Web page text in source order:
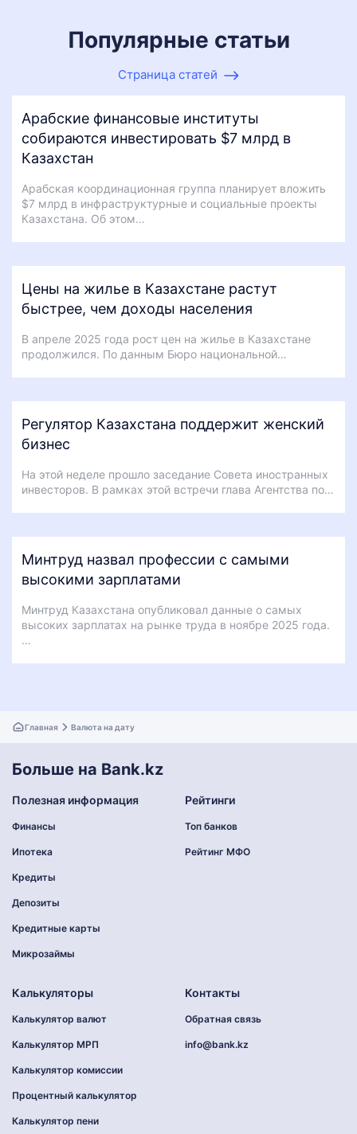
Популярные статьи
Страница статей
Арабские финансовые институты
собираются инвестировать $7 млрд в
Казахстан
Арабская координационная группа планирует вложить
$7 млрд в инфраструктурные и социальные проекты
Казахстана. Об этом…
Цены на жилье в Казахстане растут
быстрее, чем доходы населения
В апреле 2025 года рост цен на жилье в Казахстане
продолжился. По данным Бюро национальной…
Регулятор Казахстана поддержит женский
бизнес
На этой неделе прошло заседание Совета иностранных
инвесторов. В рамках этой встречи глава Агентства по…
Минтруд назвал профессии с самыми
высокими зарплатами
Минтруд Казахстана опубликовал данные о самых
высоких зарплатах на рынке труда в ноябре 2025 года.
…
Главная Валюта на дату
Больше на Bank.kz
Полезная информация
Финансы
Ипотека
Кредиты
Депозиты
Кредитные карты
Микрозаймы
Рейтинги
Топ банков
Рейтинг МФО
Калькуляторы
Калькулятор валют
Калькулятор МРП
Калькулятор комиссии
Процентный калькулятор
Калькулятор пени
Контакты
Обратная связь
info@bank.kz